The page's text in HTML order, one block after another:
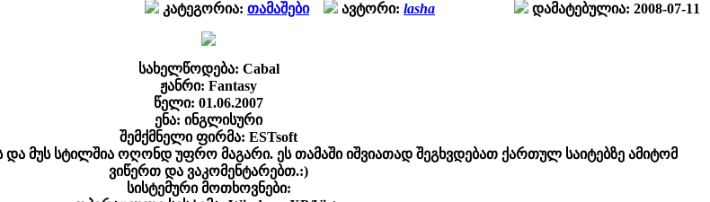
კატეგორია: თამაშები ავტორი: lasha დამატებულია: 2008-07-11
სახელწოდება: Cabal
ჟანრი: Fantasy
წელი: 01.06.2007
ენა: ინგლისური
შემქმნელი ფირმა: ESTsoft
და მუს სტილშია ოღონდ უფრო მაგარი. ეს თამაში იშვიათად შეგხვდებათ ქართულ საიტებზე ამიტომ
ვიწერთ და ვაკომენტარებთ.:)
სისტემური მოთხოვნები: